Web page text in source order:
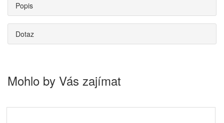
Popis
Dotaz
Mohlo by Vás zajímat